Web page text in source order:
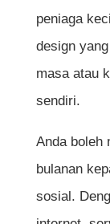
peniaga
design
masa atau
sendiri.
Anda boleh
bulanan
sosial.